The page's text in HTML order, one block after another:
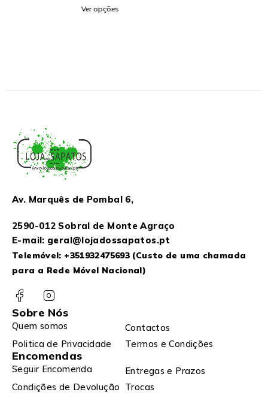
Av. Marquês de Pombal 6,
2590-012 Sobral de Monte Agraço
E-mail: geral@lojadossapatos.pt
Telemóvel: +351932475693 (Custo de uma chamada
para a Rede Móvel Nacional)
Sobre Nós
Quem somos
Contactos
Politica de Privacidade
Termos e Condições
Encomendas
Seguir Encomenda
Entregas e Prazos
Condições de Devolução Trocas